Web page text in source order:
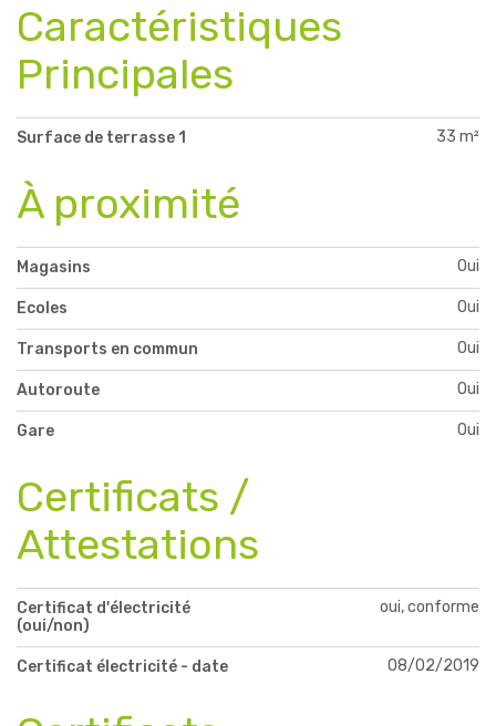
Caractéristiques
Principales
Surface de terrasse 1 33 m²
À proximité
Magasins Oui
Ecoles Oui
Transports en commun Oui
Autoroute Oui
Gare Oui
Certificats /
Attestations
Certificat d'électricité
(oui/non)
oui, conforme
Certificat électricité - date 08/02/2019